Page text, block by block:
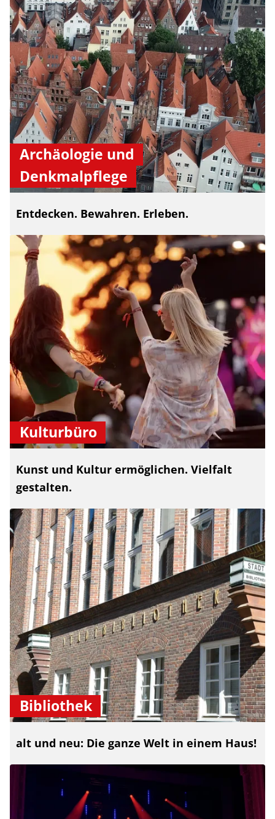
Archäologie und
Denkmalpflege
Entdecken. Bewahren. Erleben.
Kulturbüro
Kunst und Kultur ermöglichen. Vielfalt
gestalten.
Bibliothek
alt und neu: Die ganze Welt in einem Haus!